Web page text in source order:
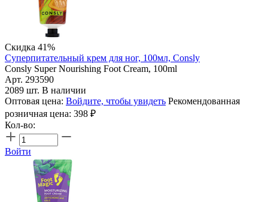
Скидка 41%
Суперпитательный крем для ног, 100мл, Consly
Consly Super Nourishing Foot Cream, 100ml
Арт. 293590
2089 шт. В наличии
Оптовая цена: Войдите, чтобы увидеть Рекомендованная
розничная цена: 398 ₽
Кол-во:
Войти